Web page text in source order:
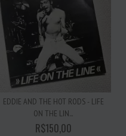
EDDIE AND THE HOT RODS - LIFE
ON THE LIN...
R$150,00